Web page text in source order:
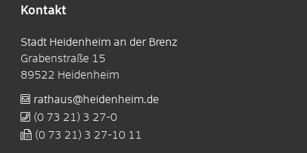
Kontakt
Stadt Heidenheim an der Brenz
Grabenstraße 15
89522 Heidenheim
rathaus@heidenheim.de
(0 73 21) 3 27-0
(0 73 21) 3 27-10 11